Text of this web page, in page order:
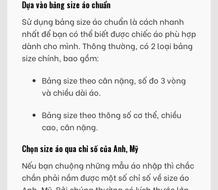
Dựa vào bảng size áo chuẩn
Sử dụng bảng size áo chuẩn là cách nhanh
nhất để bạn có thể biết được chiếc áo phù hợp
dành cho mình. Thông thường, có 2 loại bảng
size chính, bao gồm:
Bảng size theo cân nặng, số đo 3 vòng
và chiều dài áo.
Bảng size theo thông số cơ thể, chiều
cao, cân nặng.
Chọn size áo qua chỉ số của Anh, Mỹ
Nếu bạn chuộng những mẫu áo nhập thì chắc
chắn phải nắm được một số chỉ số về size áo